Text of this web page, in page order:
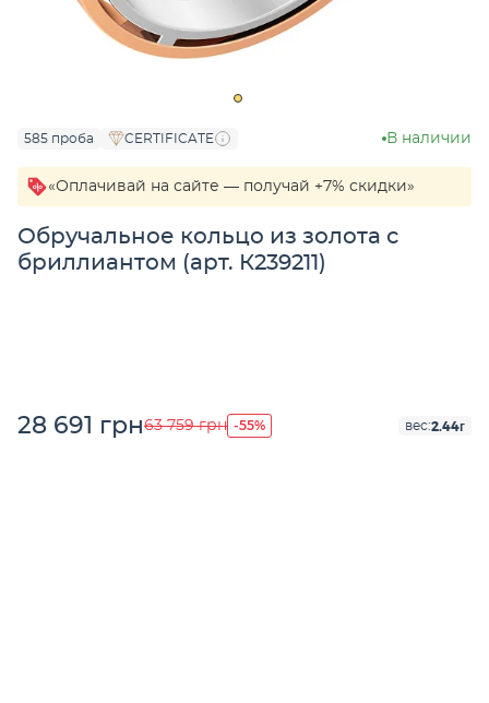
585 проба CERTIFICATE В наличии
«Оплачивай на сайте — получай +7% скидки»
Обручальное кольцо из золота с
бриллиантом (арт. К239211)
28 691 грн63 759 грн -55% вес:2.44г